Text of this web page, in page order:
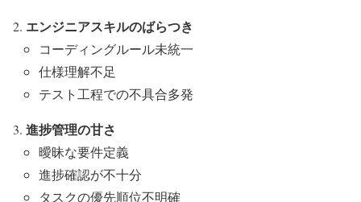
エンジニアスキルのばらつき
コーディングルール未統一
仕様理解不足
テスト工程での不具合多発
進捗管理の甘さ
曖昧な要件定義
進捗確認が不十分
タスクの優先順位不明確